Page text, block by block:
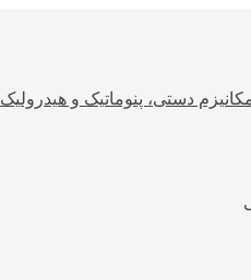
دستی، پنوماتیک و هیدرولیک